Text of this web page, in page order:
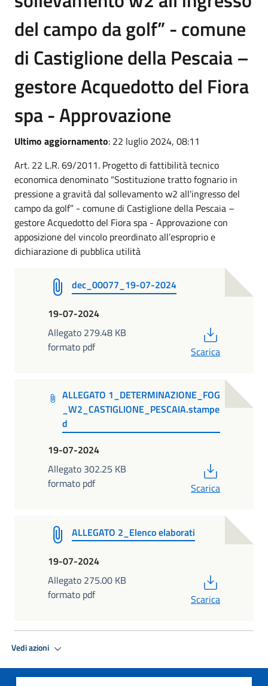
del campo da golf” - comune
di Castiglione della Pescaia –
gestore Acquedotto del Fiora
spa - Approvazione
Ultimo aggiornamento: 22 luglio 2024, 08:11
Art. 22 L.R. 69/2011. Progetto di fattibilità tecnico
economica denominato “Sostituzione tratto fognario in
pressione a gravità dal sollevamento w2 all'ingresso del
campo da golf” - comune di Castiglione della Pescaia –
gestore Acquedotto del Fiora spa - Approvazione con
apposizione del vincolo preordinato all’esproprio e
dichiarazione di pubblica utilità
dec_00077_19-07-2024
19-07-2024
Allegato 279.48 KB
formato pdf
Scarica
ALLEGATO 1_DETERMINAZIONE_FOG
_W2_CASTIGLIONE_PESCAIA.stampe
d
19-07-2024
Allegato 302.25 KB
formato pdf
Scarica
ALLEGATO 2_Elenco elaborati
19-07-2024
Allegato 275.00 KB
formato pdf
Scarica
Vedi azioni